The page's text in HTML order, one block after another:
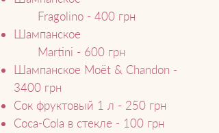
Fragolino - 400 грн
Шампанское
Martini - 600 грн
Шампанское Moët & Chandon -
3400 грн
Сок фруктовый 1 л - 250 грн
Coca-Cola в стекле - 100 грн